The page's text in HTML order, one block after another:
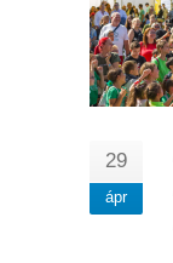
29
ápr